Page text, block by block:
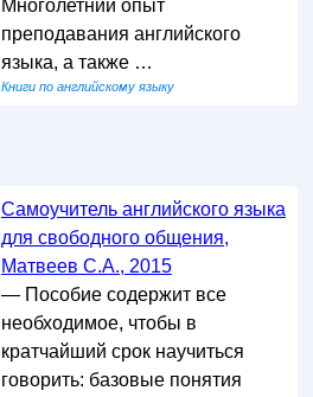
Многолетний опыт
преподавания английского
языка, а также …
Книги по английскому языку
Самоучитель английского языка
для свободного общения,
Матвеев С.А., 2015
— Пособие содержит все
необходимое, чтобы в
кратчайший срок научиться
говорить: базовые понятия